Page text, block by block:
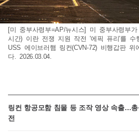
[미 중부사령부=AP/뉴시스] 미 중부사령부
시간) 이란 전쟁 지원 작전 '에픽 퓨리'를
USS 에이브러햄 링컨(CVN-72) 비행갑판
다. 2026.03.04.
링컨 항공모함 침몰 등 조작 영상 속출…총
전